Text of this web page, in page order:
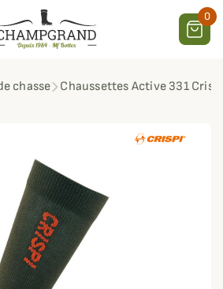
0
chasse Chaussettes Active 331